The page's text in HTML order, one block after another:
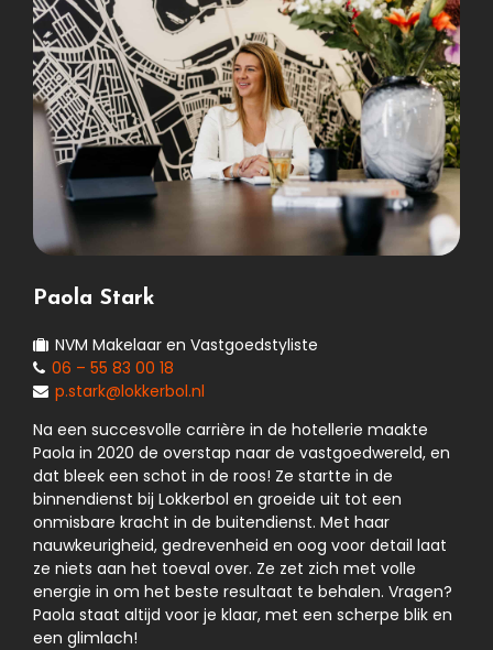
Paola Stark
NVM Makelaar en Vastgoedstyliste
06 – 55 83 00 18
p.stark@lokkerbol.nl
Na een succesvolle carrière in de hotellerie maakte
Paola in 2020 de overstap naar de vastgoedwereld, en
dat bleek een schot in de roos! Ze startte in de
binnendienst bij Lokkerbol en groeide uit tot een
onmisbare kracht in de buitendienst. Met haar
nauwkeurigheid, gedrevenheid en oog voor detail laat
ze niets aan het toeval over. Ze zet zich met volle
energie in om het beste resultaat te behalen. Vragen?
Paola staat altijd voor je klaar, met een scherpe blik en
een glimlach!